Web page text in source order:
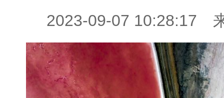
2023-09-07 10:28:17